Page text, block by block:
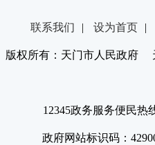
联系我们 | 设为首页 |
版权所有：天门市人民政府
12345政务服务便民热
政府网站标识码：